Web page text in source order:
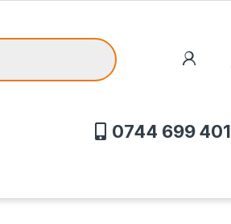
0744 699 401